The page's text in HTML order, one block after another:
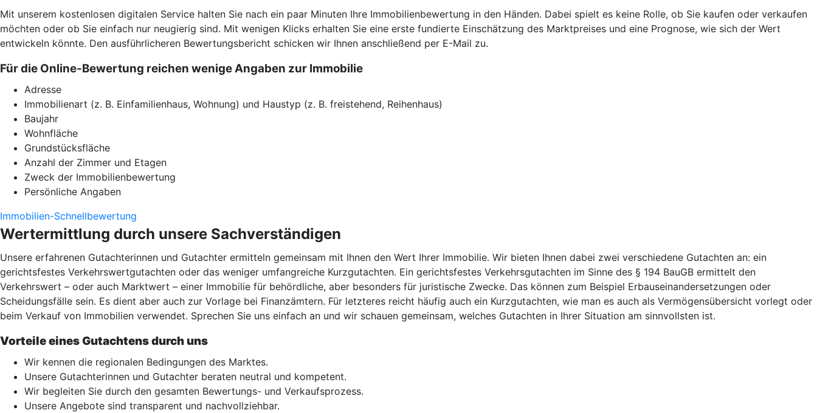
Mit unserem kostenlosen digitalen Service halten Sie nach ein paar Minuten Ihre Immobilienbewertung in den Händen. Dabei spielt es keine Rolle, ob Sie kaufen oder verkaufen
möchten oder ob Sie einfach nur neugierig sind. Mit wenigen Klicks erhalten Sie eine erste fundierte Einschätzung des Marktpreises und eine Prognose, wie sich der Wert
entwickeln könnte. Den ausführlicheren Bewertungsbericht schicken wir Ihnen anschließend per E-Mail zu.
Für die Online-Bewertung reichen wenige Angaben zur Immobilie
Adresse
Immobilienart (z. B. Einfamilienhaus, Wohnung) und Haustyp (z. B. freistehend, Reihenhaus)
Baujahr
Wohnfläche
Grundstücksfläche
Anzahl der Zimmer und Etagen
Zweck der Immobilienbewertung
Persönliche Angaben
Immobilien-Schnellbewertung
Wertermittlung durch unsere Sachverständigen
Unsere erfahrenen Gutachterinnen und Gutachter ermitteln gemeinsam mit Ihnen den Wert Ihrer Immobilie. Wir bieten Ihnen dabei zwei verschiedene Gutachten an: ein
gerichtsfestes Verkehrswertgutachten oder das weniger umfangreiche Kurzgutachten. Ein gerichtsfestes Verkehrsgutachten im Sinne des § 194 BauGB ermittelt den
Verkehrswert – oder auch Marktwert – einer Immobilie für behördliche, aber besonders für juristische Zwecke. Das können zum Beispiel Erbauseinandersetzungen oder
Scheidungsfälle sein. Es dient aber auch zur Vorlage bei Finanzämtern. Für letzteres reicht häufig auch ein Kurzgutachten, wie man es auch als Vermögensübersicht vorlegt oder
beim Verkauf von Immobilien verwendet. Sprechen Sie uns einfach an und wir schauen gemeinsam, welches Gutachten in Ihrer Situation am sinnvollsten ist.
Vorteile eines Gutachtens durch uns
Wir kennen die regionalen Bedingungen des Marktes.
Unsere Gutachterinnen und Gutachter beraten neutral und kompetent.
Wir begleiten Sie durch den gesamten Bewertungs- und Verkaufsprozess.
Unsere Angebote sind transparent und nachvollziehbar.